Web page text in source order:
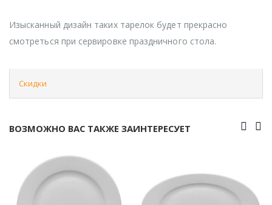
Изысканный дизайн таких тарелок будет прекрасно
смотреться при сервировке праздничного стола.
Скидки
ВОЗМОЖНО ВАС ТАКЖЕ ЗАИНТЕРЕСУЕТ